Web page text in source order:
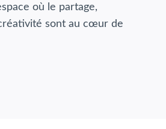
où le partage,
sont au cœur de